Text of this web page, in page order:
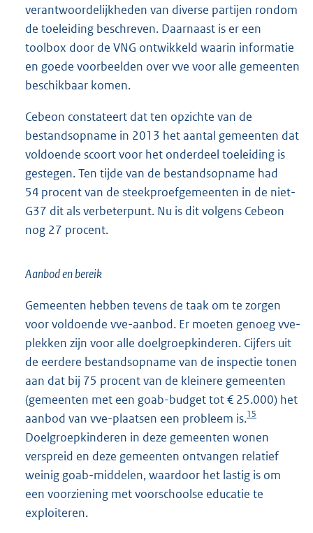
verantwoordelijkheden van diverse partijen rondom
de toeleiding beschreven. Daarnaast is er een
toolbox door de VNG ontwikkeld waarin informatie
en goede voorbeelden over vve voor alle gemeenten
beschikbaar komen.
Cebeon constateert dat ten opzichte van de
bestandsopname in 2013 het aantal gemeenten dat
voldoende scoort voor het onderdeel toeleiding is
gestegen. Ten tijde van de bestandsopname had
54 procent van de steekproefgemeenten in de niet-
G37 dit als verbeterpunt. Nu is dit volgens Cebeon
nog 27 procent.
Aanbod en bereik
Gemeenten hebben tevens de taak om te zorgen
voor voldoende vve-aanbod. Er moeten genoeg vve-
plekken zijn voor alle doelgroepkinderen. Cijfers uit
de eerdere bestandsopname van de inspectie tonen
aan dat bij 75 procent van de kleinere gemeenten
(gemeenten met een goab-budget tot € 25.000) het
aanbod van vve-plaatsen een probleem is.15
Doelgroepkinderen in deze gemeenten wonen
verspreid en deze gemeenten ontvangen relatief
weinig goab-middelen, waardoor het lastig is om
een voorziening met voorschoolse educatie te
exploiteren.